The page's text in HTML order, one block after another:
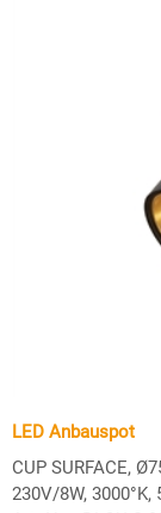
LED Anbauspot
CUP SURFACE,
230V/8W, 3000°K,